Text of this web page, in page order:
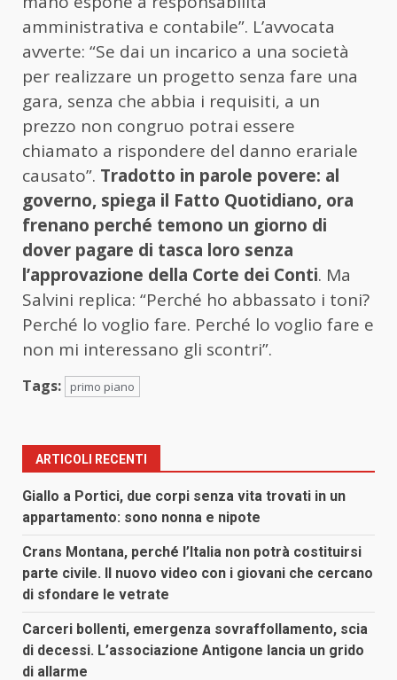
amministrativa e contabile”. L’avvocata
avverte: “Se dai un incarico a una società
per realizzare un progetto senza fare una
gara, senza che abbia i requisiti, a un
prezzo non congruo potrai essere
chiamato a rispondere del danno erariale
causato”. Tradotto in parole povere: al
governo, spiega il Fatto Quotidiano, ora
frenano perché temono un giorno di
dover pagare di tasca loro senza
l’approvazione della Corte dei Conti. Ma
Salvini replica: “Perché ho abbassato i toni?
Perché lo voglio fare. Perché lo voglio fare e
non mi interessano gli scontri”.
Tags: primo piano
ARTICOLI RECENTI
Giallo a Portici, due corpi senza vita trovati in un
appartamento: sono nonna e nipote
Crans Montana, perché l’Italia non potrà costituirsi
parte civile. Il nuovo video con i giovani che cercano
di sfondare le vetrate
Carceri bollenti, emergenza sovraffollamento, scia
di decessi. L’associazione Antigone lancia un grido
di allarme